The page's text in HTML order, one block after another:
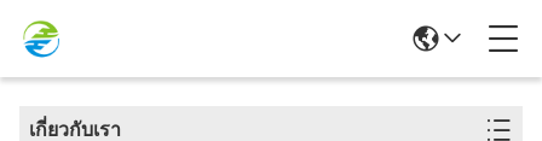
เกี่ยวกับเรา